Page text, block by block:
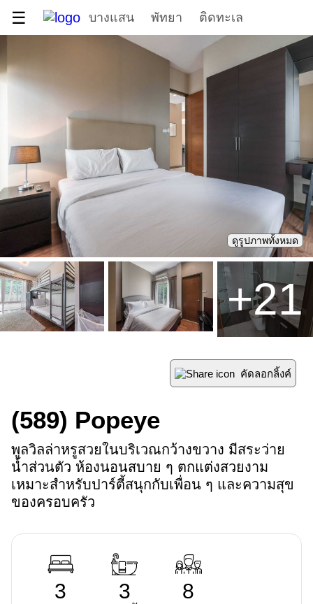
☰ บางแสน พัทยา ติดทะเล
ดูรูปภาพทั้งหมด
+21
(589) Popeye
คัดลอกลิ้งค์
พูลวิลล่าหรูสวยในบริเวณกว้างขวาง มีสระว่าย
น้ำส่วนตัว ห้องนอนสบาย ๆ ตกแต่งสวยงาม
เหมาะสำหรับปาร์ตี้สนุกกับเพื่อน ๆ และความสุข
ของครอบครัว
3 3 8